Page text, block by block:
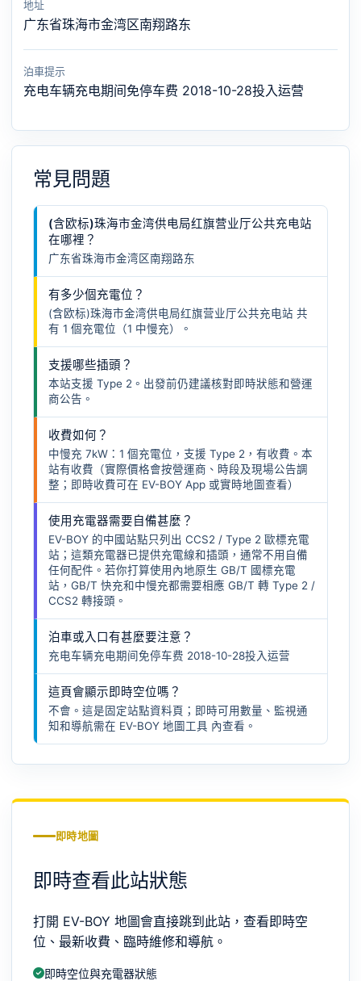
地址
广东省珠海市金湾区南翔路东
泊車提示
充电车辆充电期间免停车费 2018-10-28投入运营
常見問題
(含欧标)珠海市金湾供电局红旗营业厅公共充电站
在哪裡？
广东省珠海市金湾区南翔路东
有多少個充電位？
(含欧标)珠海市金湾供电局红旗营业厅公共充电站 共
有 1 個充電位（1 中慢充）。
支援哪些插頭？
本站支援 Type 2。出發前仍建議核對即時狀態和營運
商公告。
收費如何？
中慢充 7kW：1 個充電位，支援 Type 2，有收費。本
站有收費（實際價格會按營運商、時段及現場公告調
整；即時收費可在 EV-BOY App 或實時地圖查看）
使用充電器需要自備甚麼？
EV-BOY 的中國站點只列出 CCS2 / Type 2 歐標充電
站；這類充電器已提供充電線和插頭，通常不用自備
任何配件。若你打算使用內地原生 GB/T 國標充電
站，GB/T 快充和中慢充都需要相應 GB/T 轉 Type 2 /
CCS2 轉接頭 。
泊車或入口有甚麼要注意？
充电车辆充电期间免停车费 2018-10-28投入运营
這頁會顯示即時空位嗎？
不會。這是固定站點資料頁；即時可用數量、監視通
知和導航需在 EV-BOY 地圖工具 內查看。
即時地圖
即時查看此站狀態
打開 EV-BOY 地圖會直接跳到此站，查看即時空
位、最新收費、臨時維修和導航。
即時空位與充電器狀態